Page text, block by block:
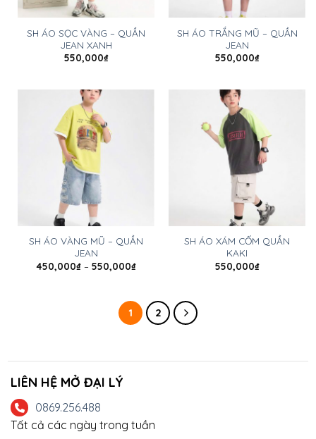
SH ÁO SỌC VÀNG – QUẦN
JEAN XANH
550,000₫
SH ÁO TRẮNG MŨ – QUẦN
JEAN
550,000₫
SH ÁO VÀNG MŨ – QUẦN
JEAN
450,000₫– 550,000₫
SH ÁO XÁM CỐM QUẦN
KAKI
550,000₫
1 2
LIÊN HỆ MỞ ĐẠI LÝ
0869.256.488
Tất cả các ngày trong tuần